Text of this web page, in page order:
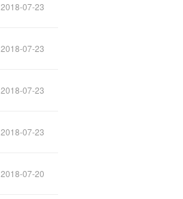
2018-07-23
2018-07-23
2018-07-23
2018-07-23
2018-07-20